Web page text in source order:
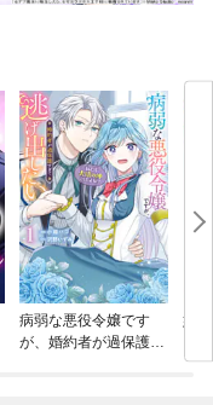
病弱な悪役令嬢です
が、婚約者が過保護す
妹